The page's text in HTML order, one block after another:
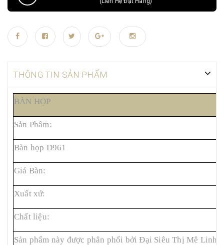
THÔNG TIN SẢN PHẨM
BÀN HỌP
Sản Phẩm:
Bàn họp D961
Giá Bàn:
Xuất xứ:
Chất liệu:
Sản phẩm này được phân phối bởi Đại Siêu Thị Mê Linh